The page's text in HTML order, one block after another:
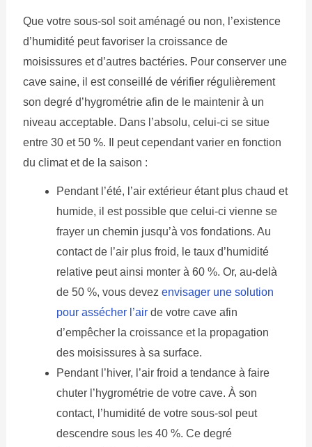
Que votre sous-sol soit aménagé ou non, l’existence
d’humidité peut favoriser la croissance de
moisissures et d’autres bactéries. Pour conserver une
cave saine, il est conseillé de vérifier régulièrement
son degré d’hygrométrie afin de le maintenir à un
niveau acceptable. Dans l’absolu, celui-ci se situe
entre 30 et 50 %. Il peut cependant varier en fonction
du climat et de la saison :
Pendant l’été, l’air extérieur étant plus chaud et
humide, il est possible que celui-ci vienne se
frayer un chemin jusqu’à vos fondations. Au
contact de l’air plus froid, le taux d’humidité
relative peut ainsi monter à 60 %. Or, au-delà
de 50 %, vous devez envisager une solution
pour assécher l’airde votre cave afin
d’empêcher la croissance et la propagation
des moisissures à sa surface.
Pendant l’hiver, l’air froid a tendance à faire
chuter l’hygrométrie de votre cave. À son
contact, l’humidité de votre sous-sol peut
descendre sous les 40 %. Ce degré